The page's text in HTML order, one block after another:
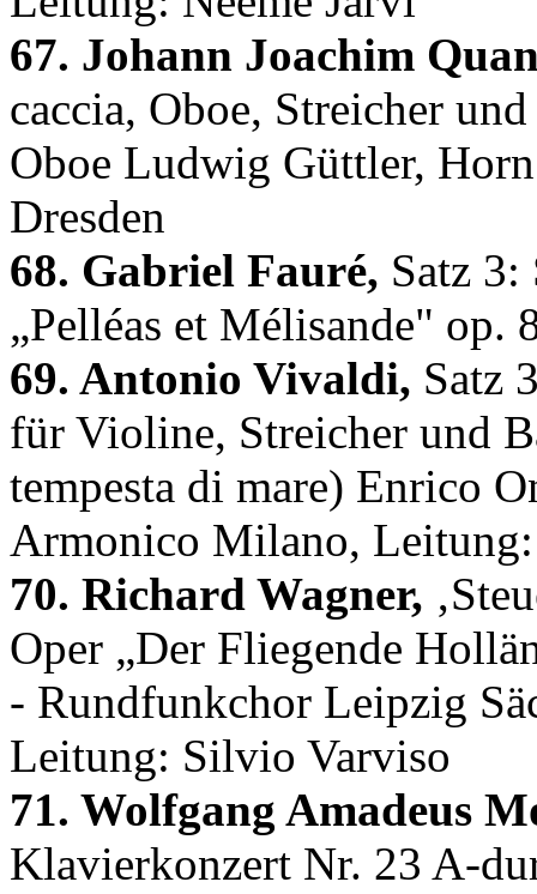
67. Johann Joachim
caccia, Oboe, Streicher
Oboe Ludwig Güttler,
Dresden
68. Gabriel Fauré, Satz 3:
„Pelléas et Mélisande" op.
69. Antonio Vivaldi, Satz
für Violine, Streicher und
tempesta di mare) Enrico
Armonico Milano,
70. Richard Wagner,
Oper „Der Fliegende
- Rundfunkchor Leipzig
Leitung: Silvio Varviso
71. Wolfgang Amadeus
Klavierkonzert Nr. 23 A-